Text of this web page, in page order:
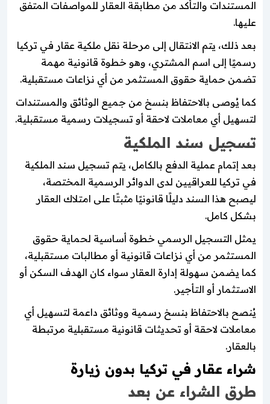
المستندات والتأكد من مطابقة العقار للمواصفات المتفق
عليها.
بعد ذلك، يتم الانتقال إلى مرحلة نقل ملكية عقار في تركيا
رسميًا إلى اسم المشتري، وهو خطوة قانونية مهمة
تضمن حماية حقوق المستثمر من أي نزاعات مستقبلية.
كما يُوصى بالاحتفاظ بنسخ من جميع الوثائق والمستندات
لتسهيل أي معاملات لاحقة أو تسجيلات رسمية مستقبلية.
تسجيل سند الملكية
بعد إتمام عملية الدفع بالكامل، يتم تسجيل سند الملكية
في تركيا للعراقيين لدى الدوائر الرسمية المختصة،
ليصبح هذا السند دليلًا قانونيًا مثبتًا على امتلاك العقار
بشكل كامل.
يمثل التسجيل الرسمي خطوة أساسية لحماية حقوق
المستثمر من أي نزاعات قانونية أو مطالبات مستقبلية،
كما يضمن سهولة إدارة العقار سواء كان الهدف السكن أو
الاستثمار أو التأجير.
يُنصح بالاحتفاظ بنسخ رسمية ووثائق داعمة لتسهيل أي
معاملات لاحقة أو تحديثات قانونية مستقبلية مرتبطة
بالعقار.
شراء عقار في تركيا بدون زيارة
طرق الشراء عن بعد